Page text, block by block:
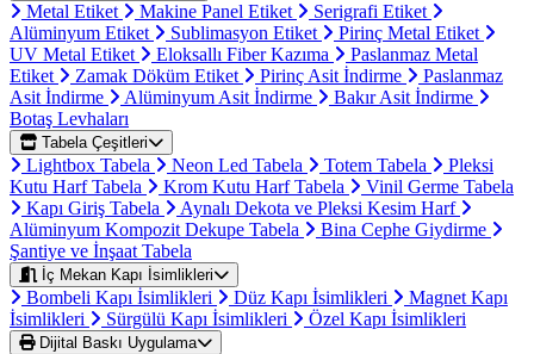
Metal Etiket Makine Panel Etiket
Serigrafi Etiket
Alüminyum Etiket
Sublimasyon Etiket
Pirinç Metal Etiket
UV Metal Etiket
Eloksallı Fiber Kazıma
Paslanmaz Metal
Etiket
Zamak Döküm Etiket Pirinç Asit İndirme
Paslanmaz
Asit İndirme
Alüminyum Asit İndirme
Bakır Asit İndirme
Botaş Levhaları
Tabela Çeşitleri
Lightbox Tabela Neon Led Tabela Totem Tabela
Pleksi
Kutu Harf Tabela
Krom Kutu Harf Tabela
Vinil Germe Tabela
Kapı Giriş Tabela
Aynalı Dekota ve Pleksi Kesim Harf
Alüminyum Kompozit Dekupe Tabela
Bina Cephe Giydirme
Şantiye ve İnşaat Tabela
İç Mekan Kapı İsimlikleri
Bombeli Kapı İsimlikleri Düz Kapı İsimlikleri
Magnet Kapı
İsimlikleri
Sürgülü Kapı İsimlikleri Özel Kapı İsimlikleri
Dijital Baskı Uygulama